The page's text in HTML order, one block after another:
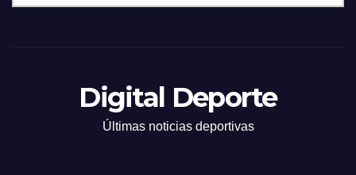
Digital Deporte
Últimas noticias deportivas